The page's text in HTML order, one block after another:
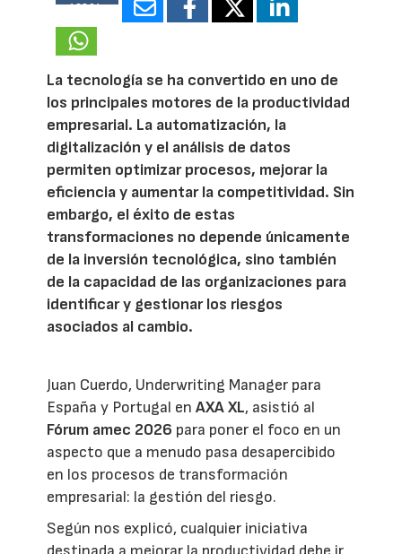
13864
La tecnología se ha convertido en uno de
los principales motores de la productividad
empresarial. La automatización, la
digitalización y el análisis de datos
permiten optimizar procesos, mejorar la
eficiencia y aumentar la competitividad. Sin
embargo, el éxito de estas
transformaciones no depende únicamente
de la inversión tecnológica, sino también
de la capacidad de las organizaciones para
identificar y gestionar los riesgos
asociados al cambio.
Juan Cuerdo, Underwriting Manager para
España y Portugal enAXA XL, asistió al
Fórum amec 2026 para poner el foco en un
aspecto que a menudo pasa desapercibido
en los procesos de transformación
empresarial: la gestión del riesgo.
Según nos explicó, cualquier iniciativa